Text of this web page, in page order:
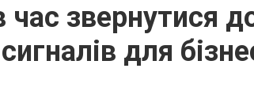
звернутися
для